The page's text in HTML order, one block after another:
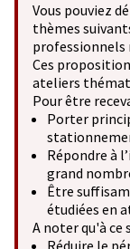
Vous pouviez
thèmes
professionnels
Ces
ateliers
Pour être
Porter
Répondre à
grand
Être
étudiées en
A noter qu'à ce
Réduire le